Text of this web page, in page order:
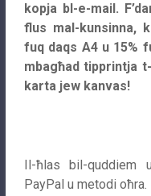
kopja bl-e-mail.
flus mal-kunsinna,
fuq daqs A4 u 15%
mbagħad tipprintja
karta jew kanvas!
Il-ħlas bil-
PayPal u metodi oħra.